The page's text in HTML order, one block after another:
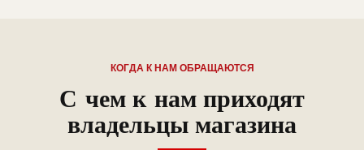
КОГДА К НАМ ОБРАЩАЮТСЯ
С чем к нам приходят
владельцы магазина